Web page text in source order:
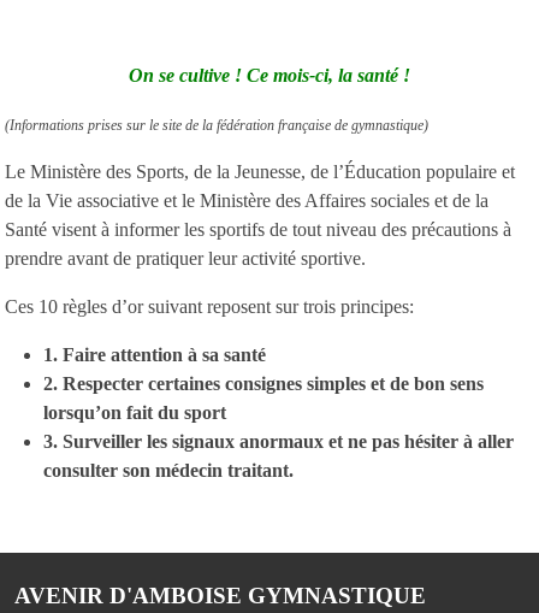
On se cultive ! Ce mois-ci, la santé !
(Informations prises sur le site de la fédération française de gymnastique)
Le Ministère des Sports, de la Jeunesse, de l’Éducation populaire et
de la Vie associative et le Ministère des Affaires sociales et de la
Santé visent à informer les sportifs de tout niveau des précautions à
prendre avant de pratiquer leur activité sportive.
Ces 10 règles d’or suivant reposent sur trois principes:
1. Faire attention à sa santé
2. Respecter certaines consignes simples et de bon sens
lorsqu’on fait du sport
3. Surveiller les signaux anormaux et ne pas hésiter à aller
consulter son médecin traitant.
AVENIR D'AMBOISE GYMNASTIQUE